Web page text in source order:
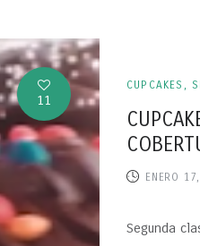
11
CUPCAKES ,
ENERO
Segunda